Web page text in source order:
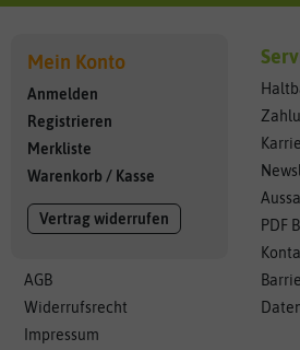
Mein Konto
Anmelden
Registrieren
Merkliste
Warenkorb / Kasse
Vertrag widerrufen
AGB
Widerrufsrecht
Impressum
PDF